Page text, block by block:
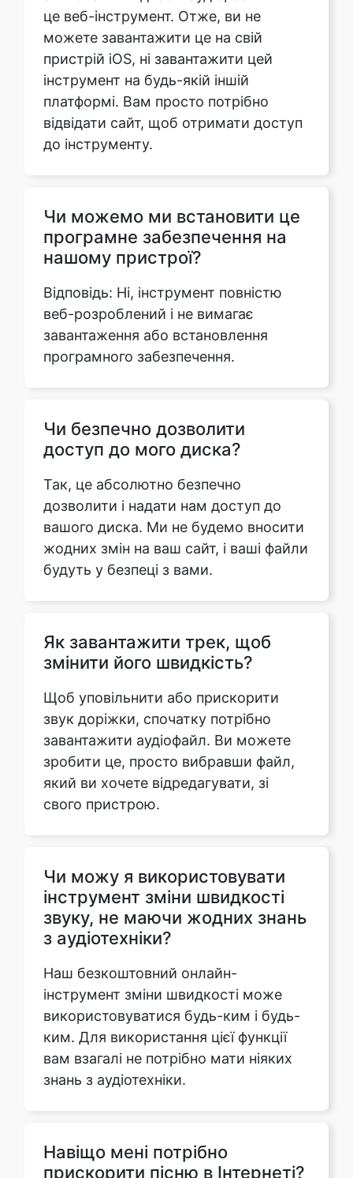
інструмент на будь-якій іншій
платформі. Вам просто потрібно
відвідати сайт, щоб отримати доступ
до інструменту.
Чи можемо ми встановити це
Відповідь: Ні, інструмент повністю
веб-розроблений і не вимагає
завантаження або встановлення
програмного забезпечення.
Чи безпечно дозволити
дозволити і надати нам доступ до
вашого диска. Ми не будемо вносити
жодних змін на ваш сайт, і ваші файли
будуть у безпеці з вами.
Як завантажити трек, щоб
звук доріжки, спочатку потрібно
завантажити аудіофайл. Ви можете
зробити це, просто вибравши файл,
який ви хочете відредагувати, зі
свого пристрою.
Чи можу я використовувати
з аудіотехніки?
Наш безкоштовний онлайн-
інструмент зміни швидкості може
використовуватися будь-ким і будь-
ким. Для використання цієї функції
вам взагалі не потрібно мати ніяких
знань з аудіотехніки.
Навіщо мені потрібно
довгу пісню на коротший проміжок